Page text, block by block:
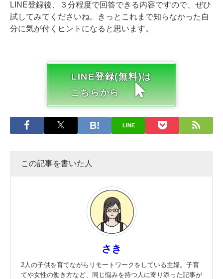
LINE登録後、３分程度で回答できる内容ですので、ぜひ
試してみてくださいね。きっとこれまで知らなかった自
分に気が付くヒントになると思います。
LINE登録(無料)は
こちらから
LINE
この記事を書いた人
さき
2人の子供を育てながらリモートワークをしている主婦。子育
てや女性の働き方など、同じ悩みを持つ人に寄り添った記事が